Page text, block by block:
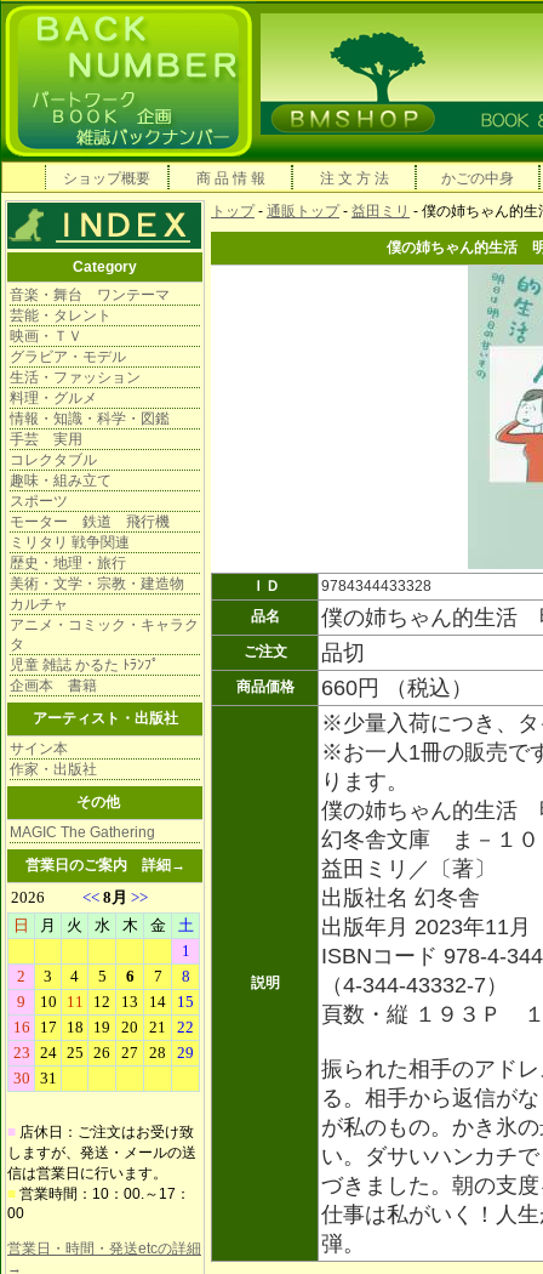
ショップ概要 商 品 情 報 注 文 方 法 かごの中身
Category
音楽・舞台 ワンテーマ
芸能・タレント
映画・ＴＶ
グラビア・モデル
生活・ファッション
料理・グルメ
情報・知識・科学・図鑑
手芸 実用
コレクタブル
趣味・組み立て
スポーツ
モーター 鉄道 飛行機
ミリタリ 戦争関連
歴史・地理・旅行
美術・文学・宗教・建造物
カルチャ
アニメ・コミック・キャラク
タ
児童 雑誌 かるた ﾄﾗﾝﾌﾟ
企画本 書籍
アーティスト・出版社
サイン本
作家・出版社
その他
MAGIC The Gathering
営業日のご案内 詳細→
■ 店休日：ご注文はお受け致
しますが、発送・メールの送
信は営業日に行います。
■ 営業時間：10：00.～17：
00
営業日・時間・発送etcの詳細
→
トップ- 通販トップ- 益田ミリ - 僕の姉ちゃん的
僕の姉ちゃん的生活
ＩＤ
9784344433328
品名
僕の姉ちゃん的生活
ご注文 品切
商品価格 660円 （税込）
説明
※少量入荷につき、
※お一人1冊の販売で
ります。
僕の姉ちゃん的生活
幻冬舎文庫 ま－１０
益田ミリ／〔著〕
出版社名 幻冬舎
出版年月 2023年11月
ISBNコード 978-4-
（4-344-43332-7）
頁数・縦 １９３Ｐ
振られた相手のアド
る。相手から返信が
が私のもの。かき氷
い。ダサいハンカチ
づきました。朝の支
仕事は私がいく！人
弾。